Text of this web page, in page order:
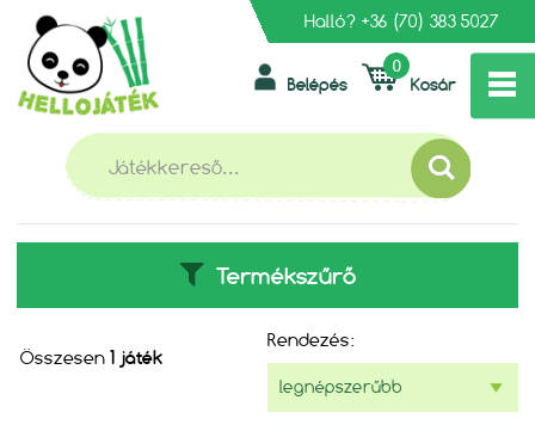
Halló? +36 (70) 383 5027
Kosár
0
Belépés
SHIMMER ÉS SHINE
Termékszűrő
Összesen 1 játék
Rendezés: